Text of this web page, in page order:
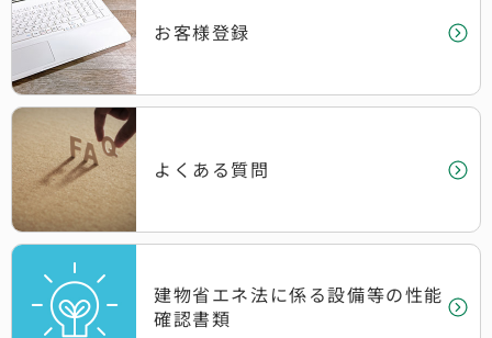
お客様登録
よくある質問
建物省エネ法に係る設備等の性能
確認書類